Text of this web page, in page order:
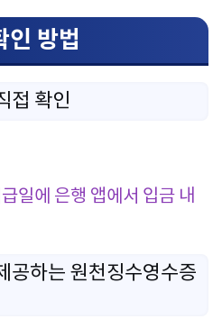
인 방법
접 확인
일에 은행 앱에서 입금 내
공하는 원천징수영수증